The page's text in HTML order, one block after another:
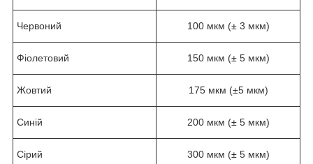
Червоний 100 мкм (± 3 мкм)
Фіолетовий 150 мкм (± 5 мкм)
Жовтий 175 мкм (±5 мкм)
Синій 200 мкм (± 5 мкм)
Сірий 300 мкм (± 5 мкм)